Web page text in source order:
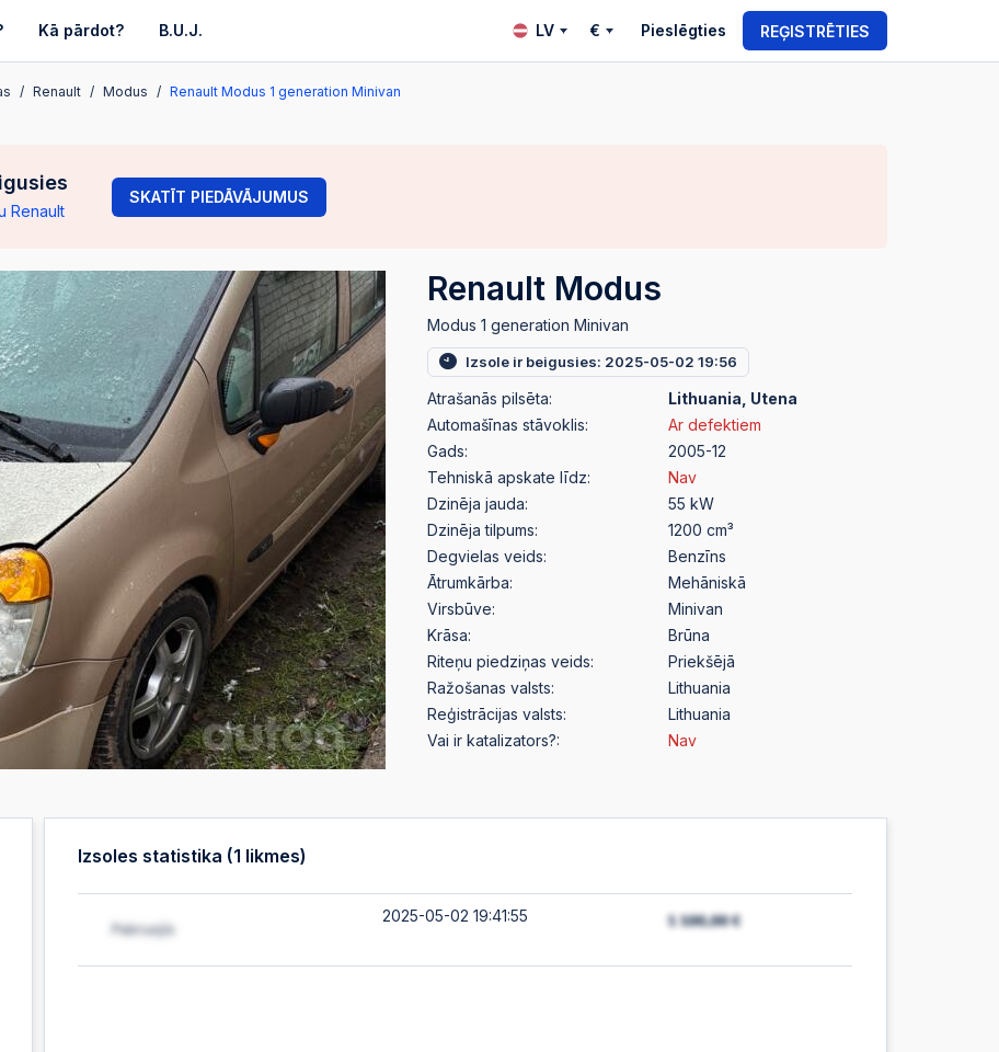
Kā pārdot? B.U.J. LV € Pieslēgties REĢISTRĒTIES
Renault Modus Renault Modus 1 generation Minivan
Renault
SKATĪT PIEDĀVĀJUMUS
Renault Modus
Modus 1 generation Minivan
Izsole ir beigusies: 2025-05-02 19:56
Atrašanās pilsēta:
Lithuania, Utena
Automašīnas stāvoklis:
Ar defektiem
Gads:
2005-12
Tehniskā apskate līdz:
Nav
Dzinēja jauda:
55 kW
Dzinēja tilpums:
1200 cm³
Degvielas veids:
Benzīns
Ātrumkārba:
Mehāniskā
Virsbūve:
Minivan
Krāsa:
Brūna
Riteņu piedziņas veids:
Priekšējā
Ražošanas valsts:
Lithuania
Reģistrācijas valsts:
Lithuania
Vai ir katalizators?:
Nav
Izsoles statistika (1 likmes)
2025-05-02 19:41:55